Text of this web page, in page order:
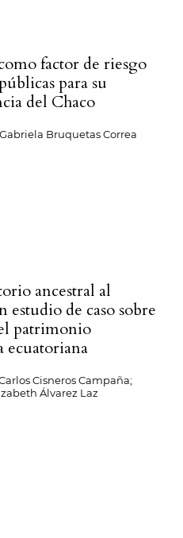
factor de riesgo
para su
del Chaco
Bruquetas Correa
ancestral al
de caso sobre
patrimonio
ecuatoriana
Cisneros Campaña;
Álvarez Laz